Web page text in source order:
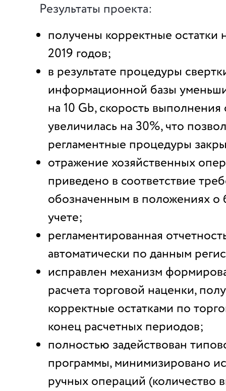
Результаты проекта:
получены корректные остатки
2019 годов;
в результате процедуры
информационной базы
на 10 Gb, скорость
увеличилась на 30%, что
регламентные процедуры
отражение хозяйственных
приведено в соответствие
обозначенным в положениях о
учете;
регламентированная
автоматически по данным
исправлен механизм
расчета торговой наценки,
корректные остатками по
конец расчетных периодов;
полностью задействован
программы, минимизировано
ручных операций (количество